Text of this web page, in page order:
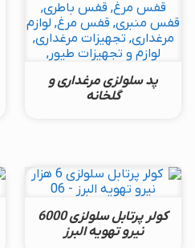
پد سلولزی مرغداری و
گلخانه
کولر پرتابل سلولزی 6000
نیرو تهویه البرز